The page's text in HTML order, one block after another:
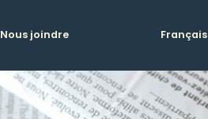
Nous joindre Français